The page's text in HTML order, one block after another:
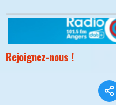
Rejoignez-nous !